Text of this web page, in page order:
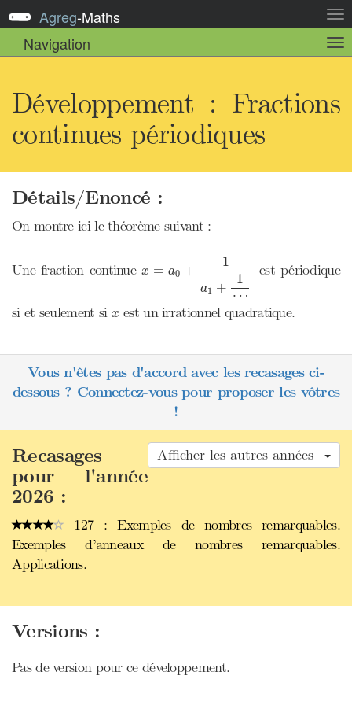
la
Agreg-Maths
Navigation
la
Développement : Fractions
continues périodiques
Détails/Enoncé :
On montre ici le théorème suivant :
Une fraction continuex = a0 +
1
a1 +
1
⋯
1⋯
est périodique
si et seulement si x
x est un irrationnel quadratique.
Vous n'êtes pas d'accord avec les recasages ci-
dessous ? Connectez-vous pour proposer les vôtres
!
Afficher les autres années
Recasages
pour l'année
2026 :
127 : Exemples de nombres remarquables.
Exemples d’anneaux de nombres remarquables.
Applications.
Versions :
Pas de version pour ce développement.